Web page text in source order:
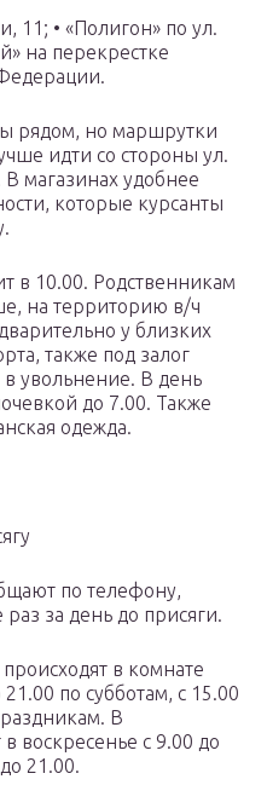
11; • «Полигон» по ул.
на перекрестке
рядом, но маршрутки
идти со стороны ул.
магазинах удобнее
которые курсанты
в 10.00. Родственникам
на территорию в/ч
у близких
также под залог
в увольнение. В день
до 7.00. Также
одежда.
по телефону,
за день до присяги.
в комнате
по субботам, с 15.00
В
воскресенье с 9.00 до
21.00.